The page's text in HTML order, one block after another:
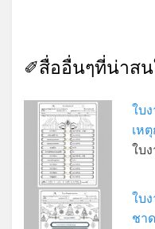
✐สื่ออื่นๆที่น่าส
ใบ
เห
ใบ
ใบ
ชา